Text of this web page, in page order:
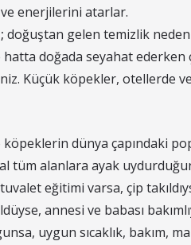
enerjilerini atarlar.
doğuştan gelen temizlik
hatta doğada seyahat ederken
Küçük köpekler, otellerde
köpeklerin dünya çapındaki
tüm alanlara ayak
eğitimi varsa, çip
annesi ve babası
uygun sıcaklık, bakım,